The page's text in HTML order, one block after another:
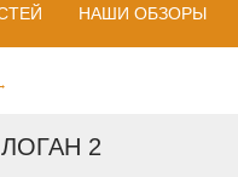
НАШИ ОБЗОРЫ
2